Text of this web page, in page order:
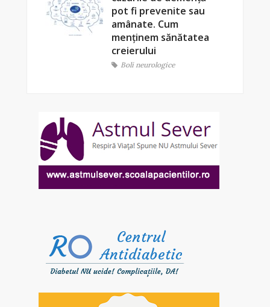
pot fi prevenite sau
amânate. Cum
menținem sănătatea
creierului
Boli neurologice